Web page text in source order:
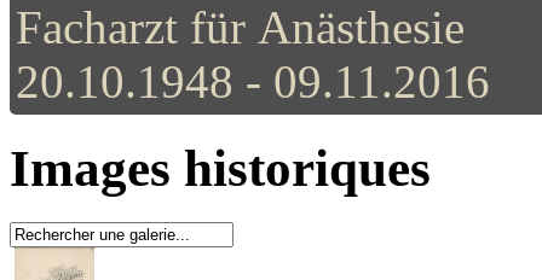
Facharzt für Anästhesie
20.10.1948 - 09.11.2016
Images historiques